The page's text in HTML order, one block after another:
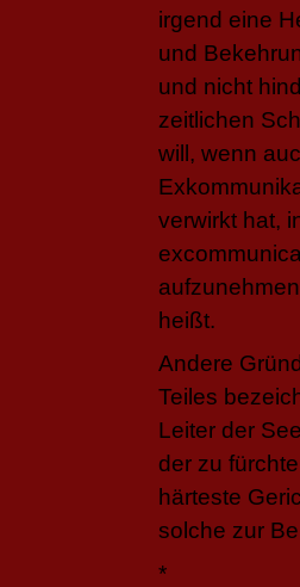
irgend eine
und
und nicht
zeitlichen
will, wenn
verwirkt hat,
heißt.
Andere
Teiles
Leiter der
der zu
härteste
solche zur
*